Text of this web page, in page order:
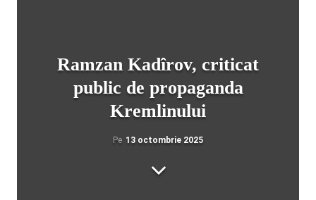
Ramzan Kadîrov, criticat
public de propaganda
Kremlinului
Pe 13 octombrie 2025